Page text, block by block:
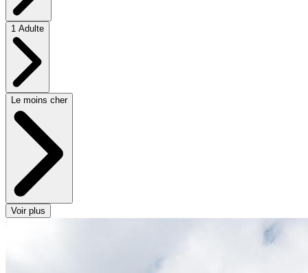
1 Adulte
Le moins cher
Voir plus